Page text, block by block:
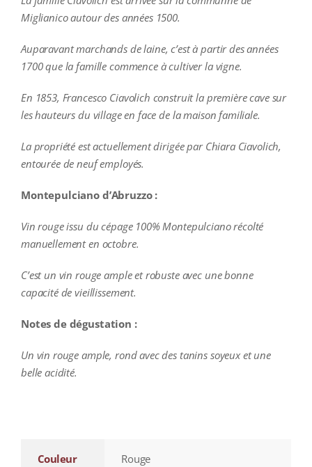
Miglianico autour des années 1500.
Auparavant marchands de laine, c’est à partir des années
1700 que la famille commence à cultiver la vigne.
En 1853, Francesco Ciavolich construit la première cave sur
les hauteurs du village en face de la maison familiale.
La propriété est actuellement dirigée par Chiara Ciavolich,
entourée de neuf employés.
Montepulciano d’Abruzzo :
Vin rouge issu du cépage 100% Montepulciano récolté
manuellement en octobre.
C’est un vin rouge ample et robuste avec une bonne
capacité de vieillissement.
Notes de dégustation :
Un vin rouge ample, rond avec des tanins soyeux et une
belle acidité.
Couleur Rouge